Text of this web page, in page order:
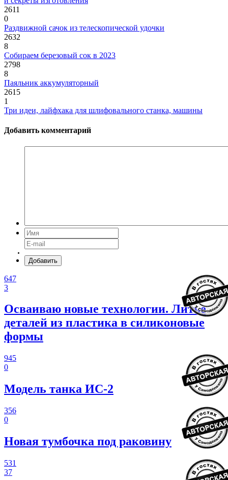
2611
0
Раздвижной сачок из телескопической удочки
2632
8
Собираем березовый сок в 2023
2798
8
Паяльник аккумуляторный
2615
1
Три идеи, лайфхака для шлифовального станка, машины
Добавить комментарий
Добавить
647
3
Осваиваю новые технологии. Литье
деталей из пластика в силиконовые
формы
945
0
Модель танка ИС-2
356
0
Новая тумбочка под раковину
531
37